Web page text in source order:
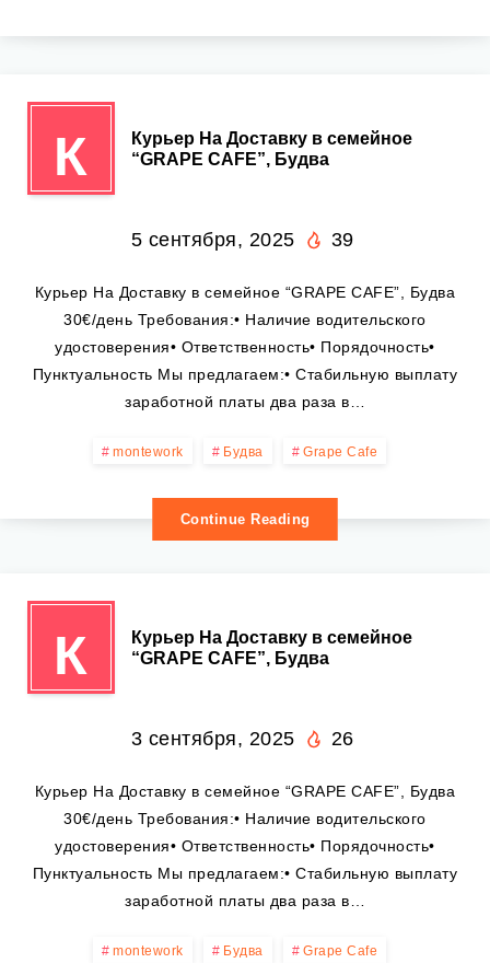
К
Курьер На Доставку в семейное
“GRAPE CAFE”, Будва
5 сентября, 2025 39
Курьер На Доставку в семейное “GRAPE CAFE”, Будва
30€/день Требования:• Наличие водительского
удостоверения• Ответственность• Порядочность•
Пунктуальность Мы предлагаем:• Стабильную выплату
заработной платы два раза в…
montework Будва Grape Cafe
Continue Reading
К
Курьер На Доставку в семейное
“GRAPE CAFE”, Будва
3 сентября, 2025 26
Курьер На Доставку в семейное “GRAPE CAFE”, Будва
30€/день Требования:• Наличие водительского
удостоверения• Ответственность• Порядочность•
Пунктуальность Мы предлагаем:• Стабильную выплату
заработной платы два раза в…
montework Будва Grape Cafe